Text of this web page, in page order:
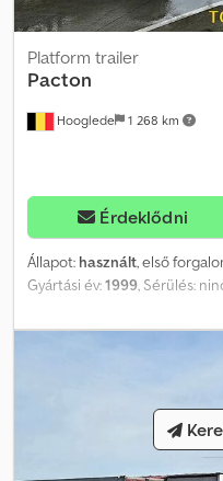
Hooglede 1 268 km
Platform trailer
Pacton
Érdeklődni
Állapot: használt, első
Gyártási év:1999, Sérülés: